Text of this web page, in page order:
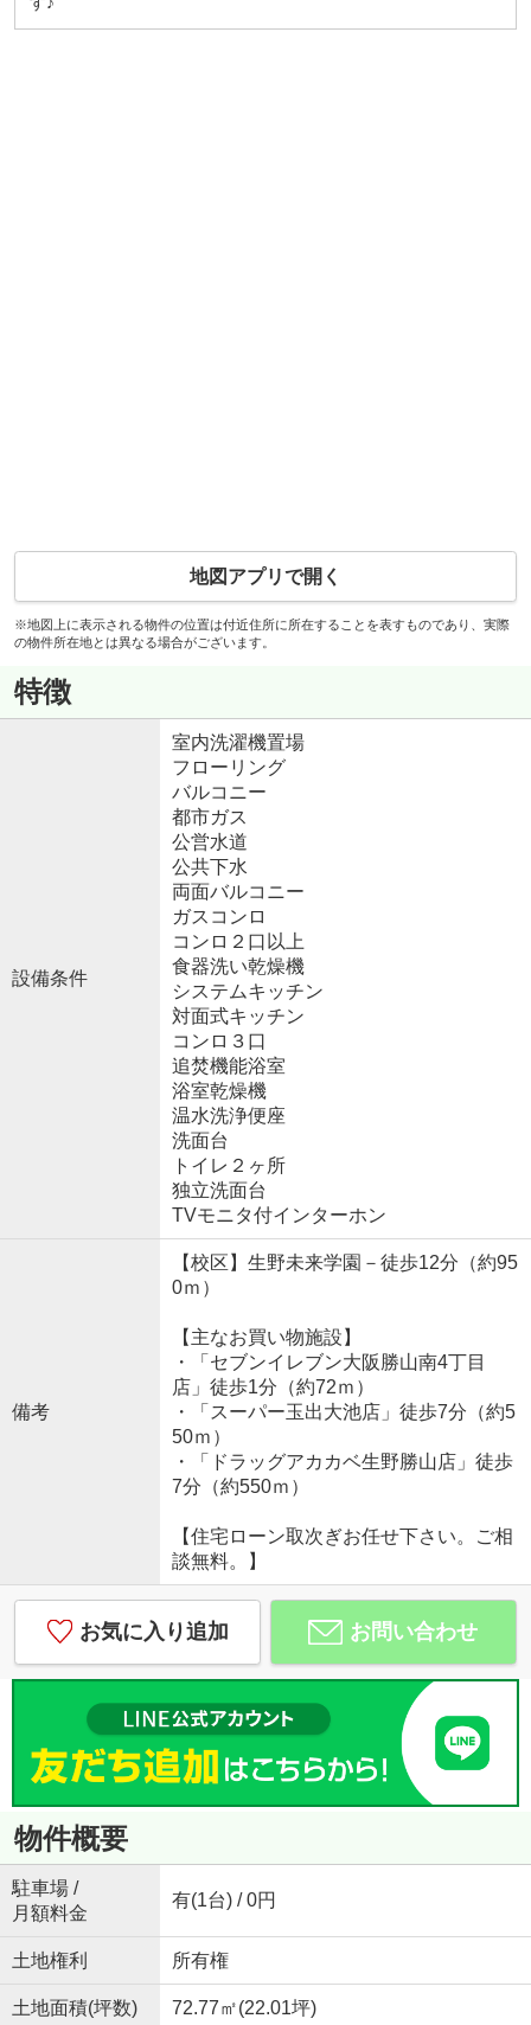
地図アプリで開く
※地図上に表示される物件の位置は付近住所に所在することを表すものであり、実際
の物件所在地とは異なる場合がございます。
特徴
設備条件
室内洗濯機置場
フローリング
バルコニー
都市ガス
公営水道
公共下水
両面バルコニー
ガスコンロ
コンロ２口以上
食器洗い乾燥機
システムキッチン
対面式キッチン
コンロ３口
追焚機能浴室
浴室乾燥機
温水洗浄便座
洗面台
トイレ２ヶ所
独立洗面台
TVモニタ付インターホン
備考
【校区】生野未来学園－徒歩12分（約95
0ｍ）
【主なお買い物施設】
・「セブンイレブン大阪勝山南4丁目
店」徒歩1分（約72ｍ）
・「スーパー玉出大池店」徒歩7分（約5
50ｍ）
・「ドラッグアカカベ生野勝山店」徒歩
7分（約550ｍ）
【住宅ローン取次ぎお任せ下さい。ご相
談無料。】
お気に入り追加 お問い合わせ
物件概要
駐車場 /
月額料金
有(1台) / 0円
土地権利 所有権
土地面積(坪数) 72.77㎡(22.01坪)